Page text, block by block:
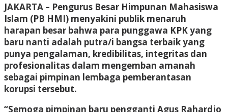
JAKARTA – Pengurus Besar Himpunan Mahasiswa
Islam (PB HMI) menyakini publik menaruh
harapan besar bahwa para punggawa KPK yang
baru nanti adalah putra/i bangsa terbaik yang
punya pengalaman, kredibilitas, integritas dan
profesionalitas dalam mengemban amanah
sebagai pimpinan lembaga pemberantasan
korupsi tersebut.
“Semoga pimpinan baru pengganti Agus Rahardjo